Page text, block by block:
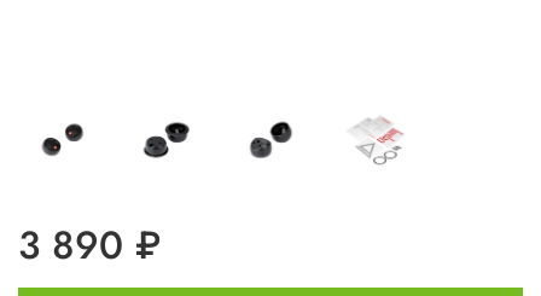
3 890 ₽